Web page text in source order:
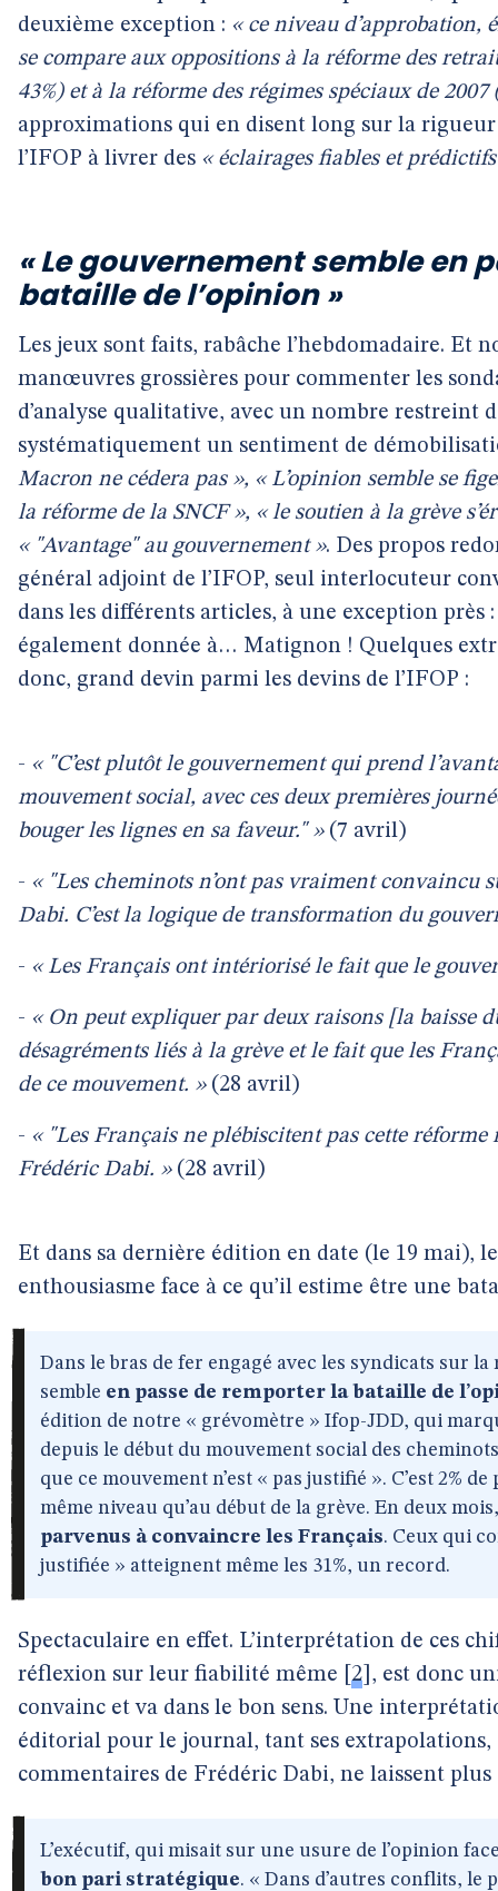
deuxième exception : « ce niveau d’approbation,
se compare aux oppositions à la réforme des
43%) et à la réforme des régimes spéciaux de 2007
approximations qui en disent long sur la
l’IFOP à livrer des « éclairages fiables et
« Le gouvernement semble en
bataille de l’opinion »
Les jeux sont faits, rabâche l’hebdomadaire. Et
manœuvres grossières pour commenter les
d’analyse qualitative, avec un nombre restreint
systématiquement un sentiment de
Macron ne cédera pas », « L’opinion semble se
la réforme de la SNCF », « le soutien à la grève
« "Avantage" au gouvernement ». Des propos
général adjoint de l’IFOP, seul interlocuteur
dans les différents articles, à une exception près
également donnée à… Matignon ! Quelques
donc, grand devin parmi les devins de l’IFOP :
- « "C’est plutôt le gouvernement qui prend
mouvement social, avec ces deux premières
bouger les lignes en sa faveur." »(7 avril)
- « "Les cheminots n’ont pas vraiment
Dabi. C’est la logique de transformation du
- « Les Français ont intériorisé le fait que le
- « On peut expliquer par deux raisons [la baisse
désagréments liés à la grève et le fait que les
de ce mouvement. »(28 avril)
- « "Les Français ne plébiscitent pas cette réforme
Frédéric Dabi. »(28 avril)
Et dans sa dernière édition en date (le 19 mai),
enthousiasme face à ce qu’il estime être une
Dans le bras de fer engagé avec les syndicats sur
semble en passe de remporter la bataille de
édition de notre « grévomètre » Ifop-JDD, qui
depuis le début du mouvement social des
que ce mouvement n’est « pas justifié ». C’est 2%
même niveau qu’au début de la grève. En deux
parvenus à convaincre les Français. Ceux qui
justifiée » atteignent même les 31%, un record.
Spectaculaire en effet. L’interprétation de ces
réflexion sur leur fiabilité même
2 , est donc
convainc et va dans le bon sens. Une
éditorial pour le journal, tant ses extrapolations,
commentaires de Frédéric Dabi, ne laissent
L’exécutif, qui misait sur une usure de l’opinion
bon pari stratégique. « Dans d’autres conflits,